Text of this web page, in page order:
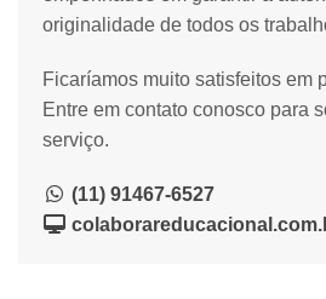
originalidade de todos os
Ficaríamos muito satisfeitos em
Entre em contato conosco para
serviço.
(11) 91467-6527